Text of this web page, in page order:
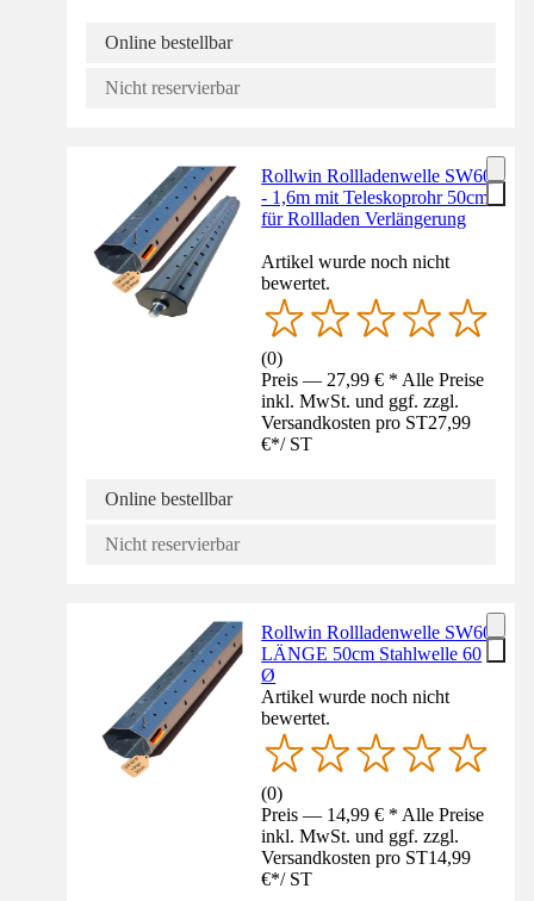
Online bestellbar
Nicht reservierbar
Rollwin Rollladenwelle SW60
- 1,6m mit Teleskoprohr 50cm
für Rollladen Verlängerung
Artikel wurde noch nicht
bewertet.
(0)
Preis — 27,99 € * Alle Preise
inkl. MwSt. und ggf. zzgl.
Versandkosten pro ST27,99
€*/ ST
Online bestellbar
Nicht reservierbar
Rollwin Rollladenwelle SW60
LÄNGE 50cm Stahlwelle 60
Ø
Artikel wurde noch nicht
bewertet.
(0)
Preis — 14,99 € * Alle Preise
inkl. MwSt. und ggf. zzgl.
Versandkosten pro ST14,99
€*/ ST